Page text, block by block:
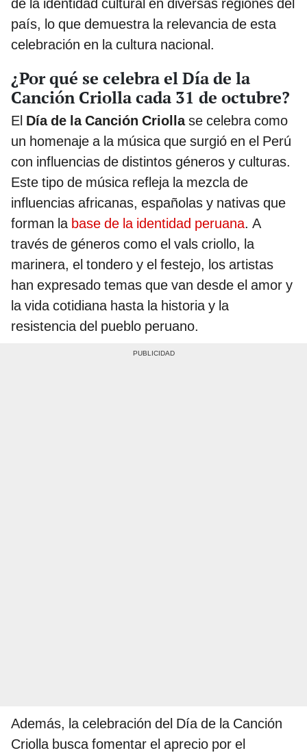
de la identidad cultural en diversas regiones del
país, lo que demuestra la relevancia de esta
celebración en la cultura nacional.
¿Por qué se celebra el Día de la
Canción Criolla cada 31 de octubre?
El Día de la Canción Criollase celebra como
un homenaje a la música que surgió en el Perú
con influencias de distintos géneros y culturas.
Este tipo de música refleja la mezcla de
influencias africanas, españolas y nativas que
forman la base de la identidad peruana. A
través de géneros como el vals criollo, la
marinera, el tondero y el festejo, los artistas
han expresado temas que van desde el amor y
la vida cotidiana hasta la historia y la
resistencia del pueblo peruano.
Además, la celebración del Día de la Canción
Criolla busca fomentar el aprecio por el